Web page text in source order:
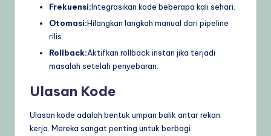
Frekuensi:Integrasikan kode beberapa kali sehari.
Otomasi:Hilangkan langkah manual dari pipeline
rilis.
Rollback:Aktifkan rollback instan jika terjadi
masalah setelah penyebaran.
Ulasan Kode
Ulasan kode adalah bentuk umpan balik antar rekan
kerja. Mereka sangat penting untuk berbagi